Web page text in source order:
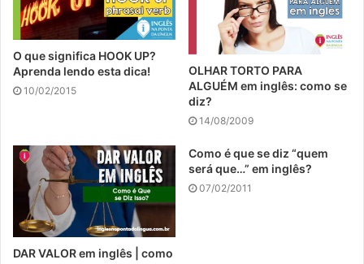
O que significa HOOK UP?
Aprenda lendo esta dica!
10/02/2015
OLHAR TORTO PARA
ALGUÉM em inglês: como se
diz?
14/08/2009
DAR VALOR em inglês | como
Como é que se diz “quem
será que…” em inglês?
07/02/2011